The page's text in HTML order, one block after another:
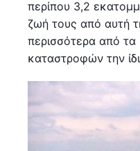
περίπου 3,2
ζωή τους από αυτή
περισσότερα από
καταστροφών την